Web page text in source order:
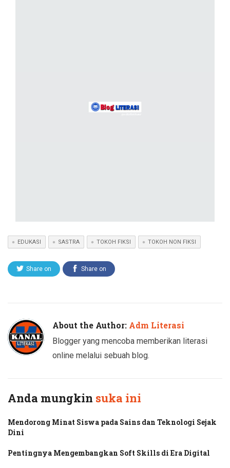
EDUKASI SASTRA TOKOH FIKSI TOKOH NON FIKSI
Share on Share on
About the Author: Adm Literasi
Blogger yang mencoba memberikan literasi
online melalui sebuah blog.
Anda mungkin suka ini
Mendorong Minat Siswa pada Sains dan Teknologi Sejak
Dini
Pentingnya Mengembangkan Soft Skills di Era Digital